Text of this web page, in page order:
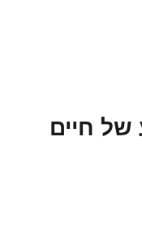
של חיים